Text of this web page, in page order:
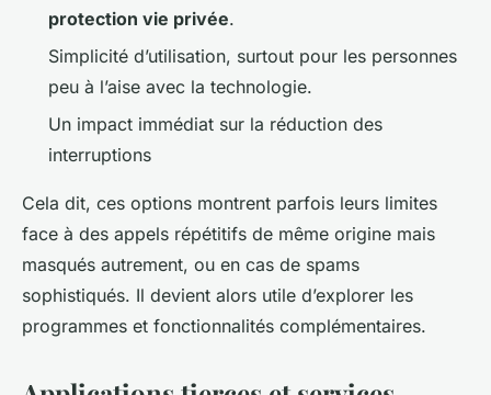
protection vie privée.
Simplicité d’utilisation, surtout pour les personnes
peu à l’aise avec la technologie.
Un impact immédiat sur la réduction des
interruptions
Cela dit, ces options montrent parfois leurs limites
face à des appels répétitifs de même origine mais
masqués autrement, ou en cas de spams
sophistiqués. Il devient alors utile d’explorer les
programmes et fonctionnalités complémentaires.